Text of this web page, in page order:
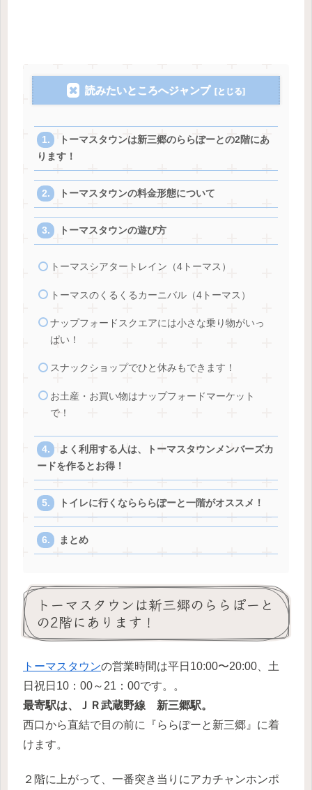
読みたいところへジャンプ
トーマスタウンは新三郷のららぽーとの2階にあ
ります！
トーマスタウンの料金形態について
トーマスタウンの遊び方
トーマスシアタートレイン（4トーマス）
トーマスのくるくるカーニバル（4トーマス）
ナップフォードスクエアには小さな乗り物がいっ
ぱい！
スナックショップでひと休みもできます！
お土産・お買い物はナップフォードマーケット
で！
よく利用する人は、トーマスタウンメンバーズカ
ードを作るとお得！
トイレに行くならららぽーと一階がオススメ！
まとめ
トーマスタウンは新三郷のららぽーと
の2階にあります！
トーマスタウンの営業時間は平日10:00〜20:00、土
日祝日10：00～21：00です。。
最寄駅は、ＪＲ武蔵野線 新三郷駅。
西口から直結で目の前に『ららぽーと新三郷』に着
けます。
２階に上がって、一番突き当りにアカチャンホンポ